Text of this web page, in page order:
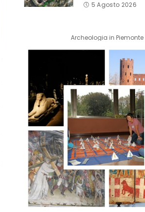
5 Agosto 2026
Archeologia in Piemonte